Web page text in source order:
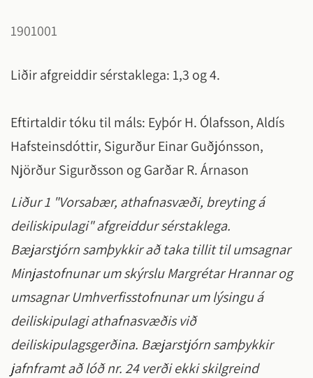
1901001
Liðir afgreiddir sérstaklega: 1,3 og 4.
Eftirtaldir tóku til máls: Eyþór H. Ólafsson, Aldís
Hafsteinsdóttir, Sigurður Einar Guðjónsson,
Njörður Sigurðsson og Garðar R. Árnason
Liður 1 "Vorsabær, athafnasvæði, breyting á
deiliskipulagi" afgreiddur sérstaklega.
Bæjarstjórn samþykkir að taka tillit til umsagnar
Minjastofnunar um skýrslu Margrétar Hrannar og
umsagnar Umhverfisstofnunar um lýsingu á
deiliskipulagi athafnasvæðis við
deiliskipulagsgerðina. Bæjarstjórn samþykkir
jafnframt að lóð nr. 24 verði ekki skilgreind